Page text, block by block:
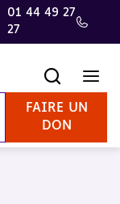
01 44 49 27
27
FAIRE UN
DON